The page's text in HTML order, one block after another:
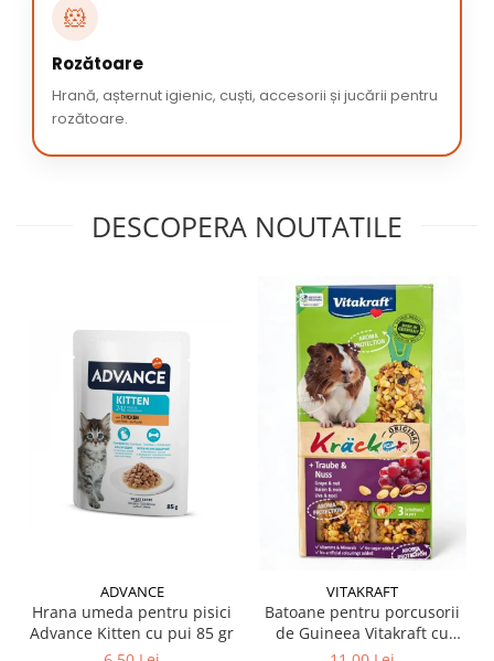
🐹
Rozătoare
Hrană, așternut igienic, cuști, accesorii și jucării pentru
rozătoare.
DESCOPERA NOUTATILE
ADVANCE
Hrana umeda pentru pisici
Advance Kitten cu pui 85 gr
VITAKRAFT
Batoane pentru porcusorii
de Guineea Vitakraft cu
struguri & nuci 2 buc